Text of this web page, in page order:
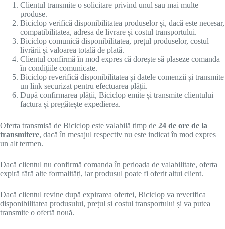
Clientul transmite o solicitare privind unul sau mai multe
produse.
Biciclop verifică disponibilitatea produselor și, dacă este necesar,
compatibilitatea, adresa de livrare și costul transportului.
Biciclop comunică disponibilitatea, prețul produselor, costul
livrării și valoarea totală de plată.
Clientul confirmă în mod expres că dorește să plaseze comanda
în condițiile comunicate.
Biciclop reverifică disponibilitatea și datele comenzii și transmite
un link securizat pentru efectuarea plății.
După confirmarea plății, Biciclop emite și transmite clientului
factura și pregătește expedierea.
Oferta transmisă de Biciclop este valabilă timp de 24 de ore de la
transmitere, dacă în mesajul respectiv nu este indicat în mod expres
un alt termen.
Dacă clientul nu confirmă comanda în perioada de valabilitate, oferta
expiră fără alte formalități, iar produsul poate fi oferit altui client.
Dacă clientul revine după expirarea ofertei, Biciclop va reverifica
disponibilitatea produsului, prețul și costul transportului și va putea
transmite o ofertă nouă.